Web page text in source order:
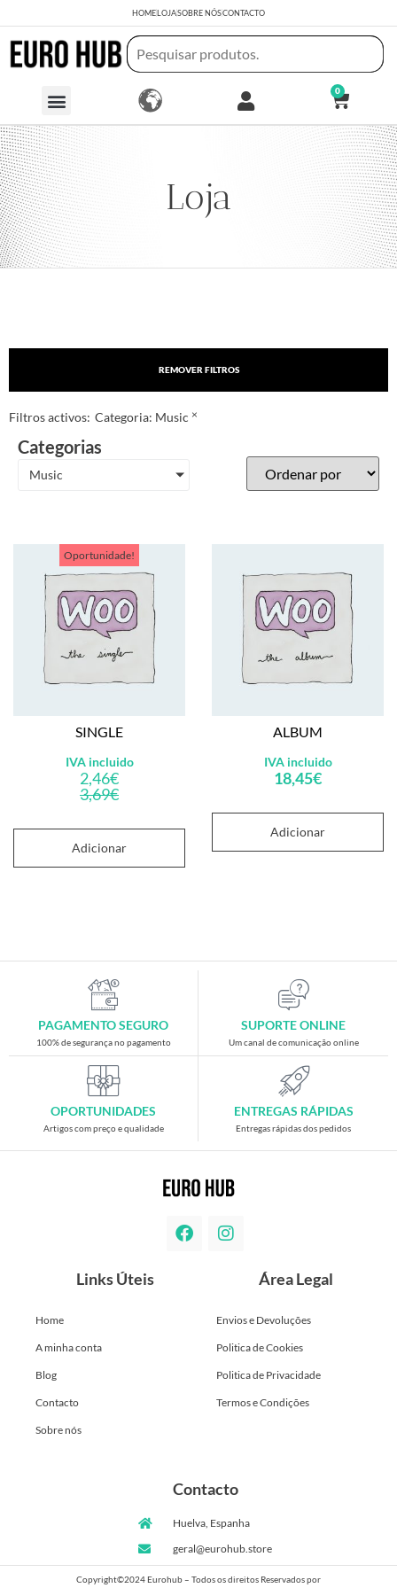
HOMELOJASOBRE NÓSCONTACTO
0
Loja
REMOVER FILTROS
Filtros activos: Categoria: Music ×
Categorias
Music
Oportunidade!
SINGLE
3,69€
2,46€
IVA incluido
Adicionar
ALBUM
18,45€
IVA incluido
Adicionar
PAGAMENTO SEGURO
100% de segurança no pagamento
SUPORTE ONLINE
Um canal de comunicação online
OPORTUNIDADES
Artigos com preço e qualidade
ENTREGAS RÁPIDAS
Entregas rápidas dos pedidos
Links Úteis
Home
A minha conta
Blog
Contacto
Sobre nós
Área Legal
Envios e Devoluções
Politica de Cookies
Politica de Privacidade
Termos e Condições
Contacto
Huelva, Espanha
geral@eurohub.store
Copyright©2024 Eurohub – Todos os direitos Reservados por